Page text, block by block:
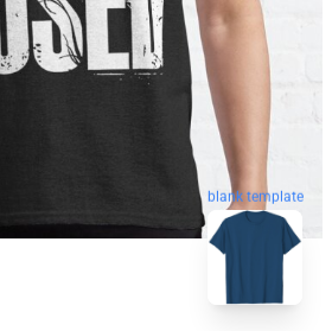
blank template